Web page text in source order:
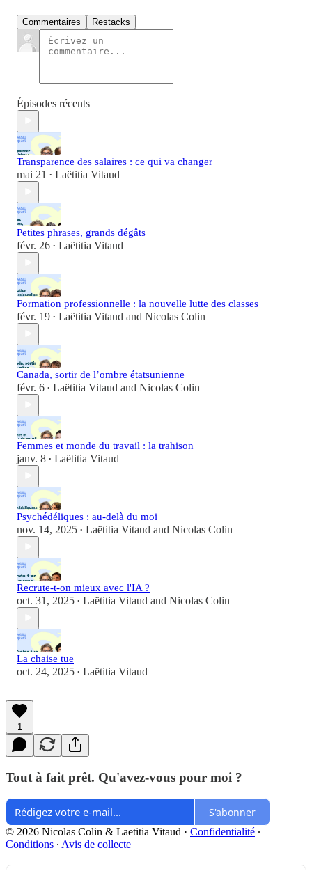
Commentaires Restacks
Épisodes récents
Transparence des salaires : ce qui va changer
mai 21 • Laëtitia Vitaud
Petites phrases, grands dégâts
févr. 26 • Laëtitia Vitaud
Formation professionnelle : la nouvelle lutte des classes
févr. 19 • Laëtitia Vitaud and Nicolas Colin
Canada, sortir de l’ombre étatsunienne
févr. 6 • Laëtitia Vitaud and Nicolas Colin
Femmes et monde du travail : la trahison
janv. 8 • Laëtitia Vitaud
Psychédéliques : au-delà du moi
nov. 14, 2025 • Laëtitia Vitaud and Nicolas Colin
Recrute-t-on mieux avec l'IA ?
oct. 31, 2025 • Laëtitia Vitaud and Nicolas Colin
La chaise tue
oct. 24, 2025 • Laëtitia Vitaud
1
Tout à fait prêt. Qu'avez-vous pour moi ?
S'abonner
© 2026 Nicolas Colin & Laetitia Vitaud · Confidentialité ∙
Conditions ∙ Avis de collecte